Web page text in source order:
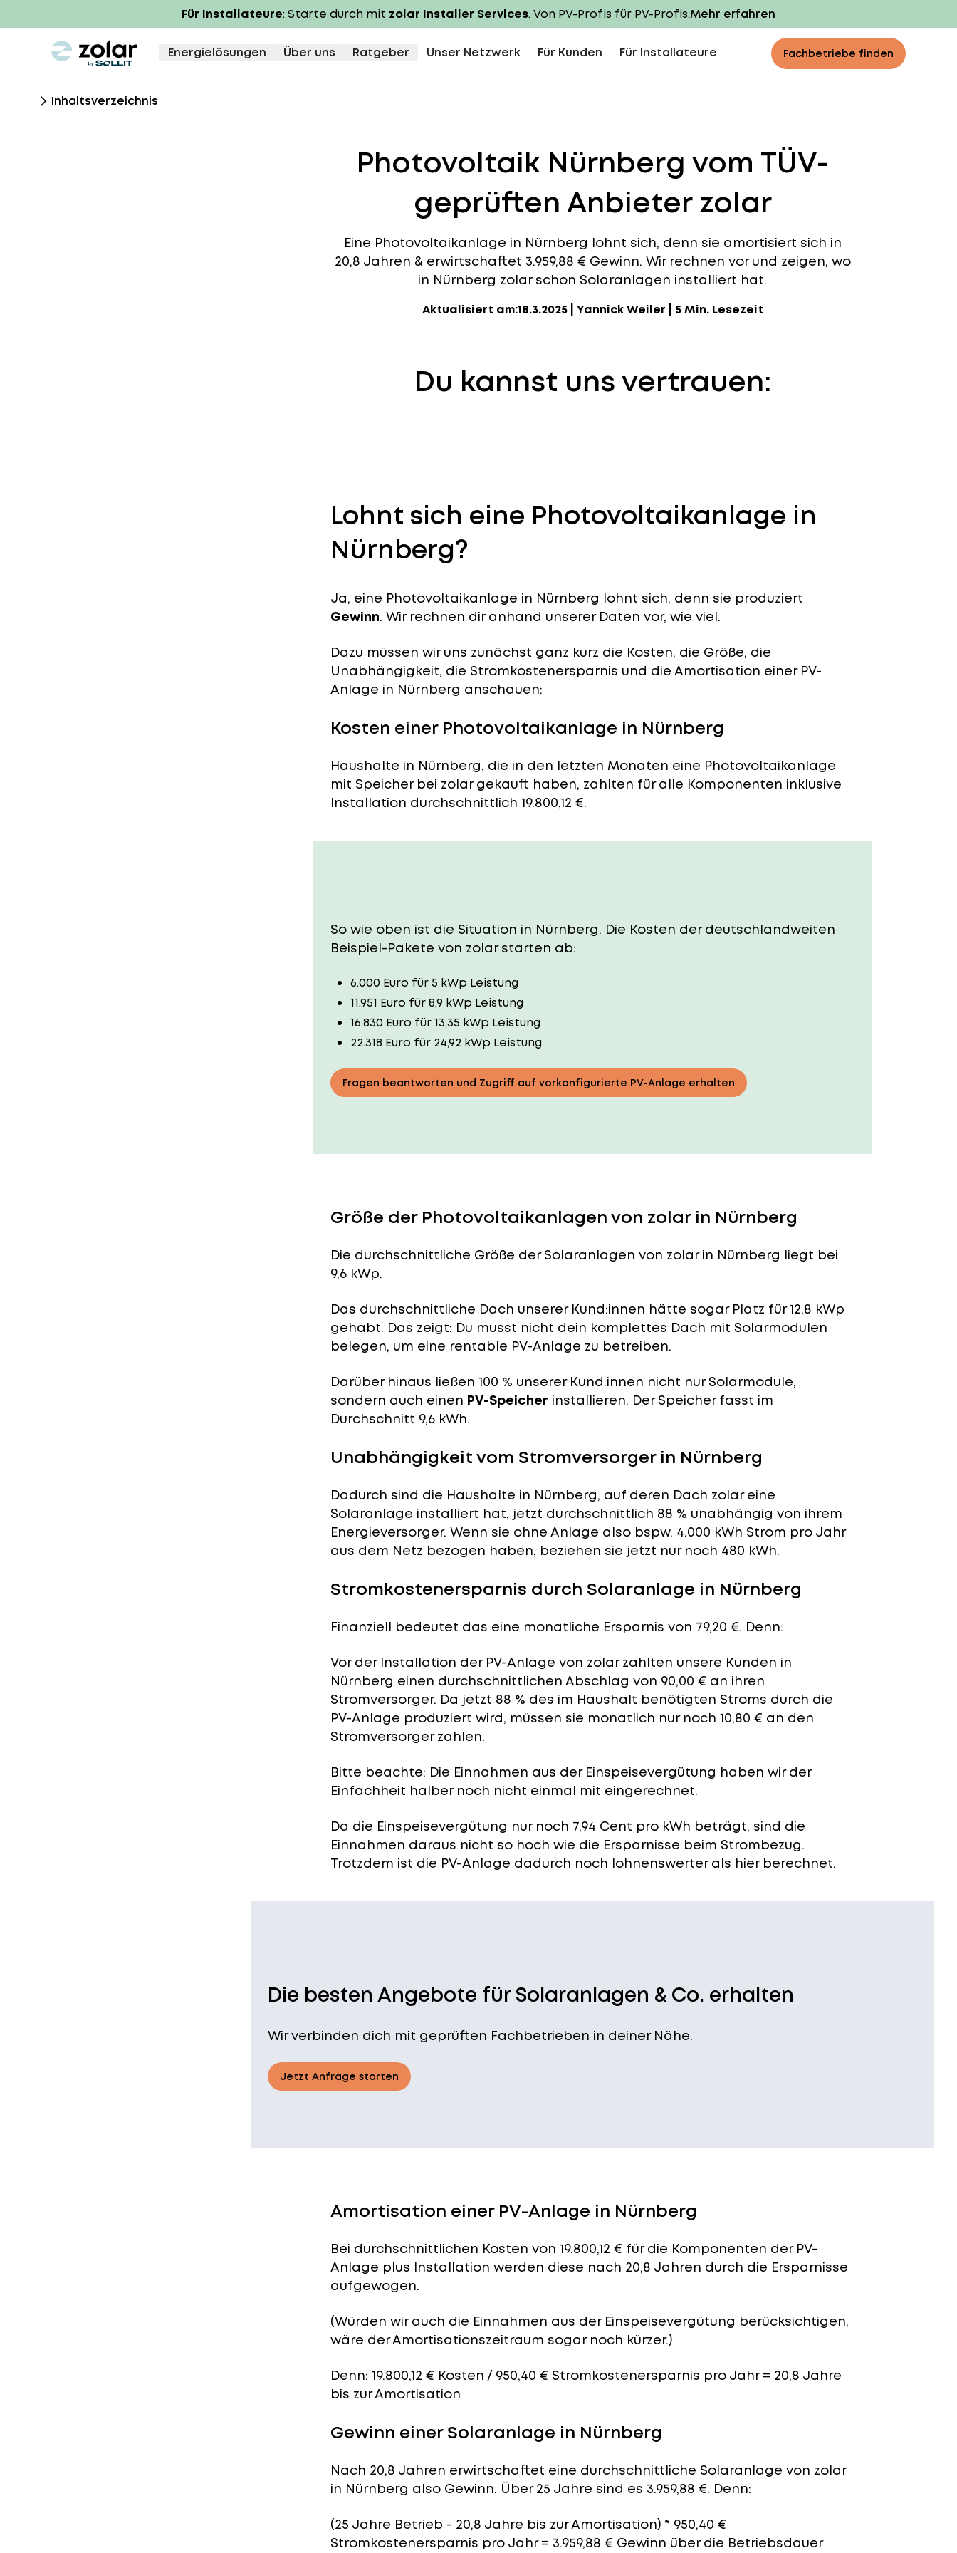
Für Installateure: Starte durch mit zolar Installer Services. Von PV-Profis für PV-Profis.Mehr erfahren
zolar logo Energielösungen Über uns Ratgeber Unser Netzwerk Für Kunden Für Installateure Fachbetriebe finden
Inhaltsverzeichnis
Photovoltaik Nürnberg vom TÜV-
geprüften Anbieter zolar
Eine Photovoltaikanlage in Nürnberg lohnt sich, denn sie amortisiert sich in
20,8 Jahren & erwirtschaftet 3.959,88 € Gewinn. Wir rechnen vor und zeigen, wo
in Nürnberg zolar schon Solaranlagen installiert hat.
Aktualisiert am:18.3.2025| Yannick Weiler 5 Min. Lesezeit
Du kannst uns vertrauen:
Lohnt sich eine Photovoltaikanlage in
Nürnberg?
Ja, eine Photovoltaikanlage in Nürnberg lohnt sich, denn sie produziert
Gewinn. Wir rechnen dir anhand unserer Daten vor, wie viel.
Dazu müssen wir uns zunächst ganz kurz die Kosten, die Größe, die
Unabhängigkeit, die Stromkostenersparnis und die Amortisation einer PV-
Anlage in Nürnberg anschauen:
Kosten einer Photovoltaikanlage in Nürnberg
Haushalte in Nürnberg, die in den letzten Monaten eine Photovoltaikanlage
mit Speicher bei zolar gekauft haben, zahlten für alle Komponenten inklusive
Installation durchschnittlich 19.800,12 €.
So wie oben ist die Situation in Nürnberg. Die Kosten der deutschlandweiten
Beispiel-Pakete von zolar starten ab:
6.000 Euro für 5 kWp Leistung
11.951 Euro für 8,9 kWp Leistung
16.830 Euro für 13,35 kWp Leistung
22.318 Euro für 24,92 kWp Leistung
Fragen beantworten und Zugriff auf vorkonfigurierte PV-Anlage erhalten
Größe der Photovoltaikanlagen von zolar in Nürnberg
Die durchschnittliche Größe der Solaranlagen von zolar in Nürnberg liegt bei
9,6 kWp.
Das durchschnittliche Dach unserer Kund:innen hätte sogar Platz für 12,8 kWp
gehabt. Das zeigt: Du musst nicht dein komplettes Dach mit Solarmodulen
belegen, um eine rentable PV-Anlage zu betreiben.
Darüber hinaus ließen 100 % unserer Kund:innen nicht nur Solarmodule,
sondern auch einen PV-Speicher installieren. Der Speicher fasst im
Durchschnitt 9,6 kWh.
Unabhängigkeit vom Stromversorger in Nürnberg
Dadurch sind die Haushalte in Nürnberg, auf deren Dach zolar eine
Solaranlage installiert hat, jetzt durchschnittlich 88 % unabhängig von ihrem
Energieversorger. Wenn sie ohne Anlage also bspw. 4.000 kWh Strom pro Jahr
aus dem Netz bezogen haben, beziehen sie jetzt nur noch 480 kWh.
Stromkostenersparnis durch Solaranlage in Nürnberg
Finanziell bedeutet das eine monatliche Ersparnis von 79,20 €. Denn:
Vor der Installation der PV-Anlage von zolar zahlten unsere Kunden in
Nürnberg einen durchschnittlichen Abschlag von 90,00 € an ihren
Stromversorger. Da jetzt 88 % des im Haushalt benötigten Stroms durch die
PV-Anlage produziert wird, müssen sie monatlich nur noch 10,80 € an den
Stromversorger zahlen.
Bitte beachte: Die Einnahmen aus der Einspeisevergütung haben wir der
Einfachheit halber noch nicht einmal mit eingerechnet.
Da die Einspeisevergütung nur noch 7,94 Cent pro kWh beträgt, sind die
Einnahmen daraus nicht so hoch wie die Ersparnisse beim Strombezug.
Trotzdem ist die PV-Anlage dadurch noch lohnenswerter als hier berechnet.
Die besten Angebote für Solaranlagen & Co. erhalten
Wir verbinden dich mit geprüften Fachbetrieben in deiner Nähe.
Jetzt Anfrage starten
Amortisation einer PV-Anlage in Nürnberg
Bei durchschnittlichen Kosten von 19.800,12 € für die Komponenten der PV-
Anlage plus Installation werden diese nach 20,8 Jahren durch die Ersparnisse
aufgewogen.
(Würden wir auch die Einnahmen aus der Einspeisevergütung berücksichtigen,
wäre derAmortisationszeitraum sogar noch kürzer.)
Denn: 19.800,12 € Kosten / 950,40 € Stromkostenersparnis pro Jahr = 20,8 Jahre
bis zur Amortisation
Gewinn einer Solaranlage in Nürnberg
Nach 20,8 Jahren erwirtschaftet eine durchschnittliche Solaranlage von zolar
in Nürnberg also Gewinn. Über 25 Jahre sind es 3.959,88 €. Denn:
(25 Jahre Betrieb - 20,8 Jahre bis zur Amortisation) * 950,40 €
Stromkostenersparnis pro Jahr = 3.959,88 € Gewinn über die Betriebsdauer